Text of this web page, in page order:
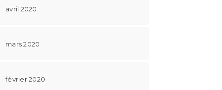
avril 2020
mars 2020
février 2020